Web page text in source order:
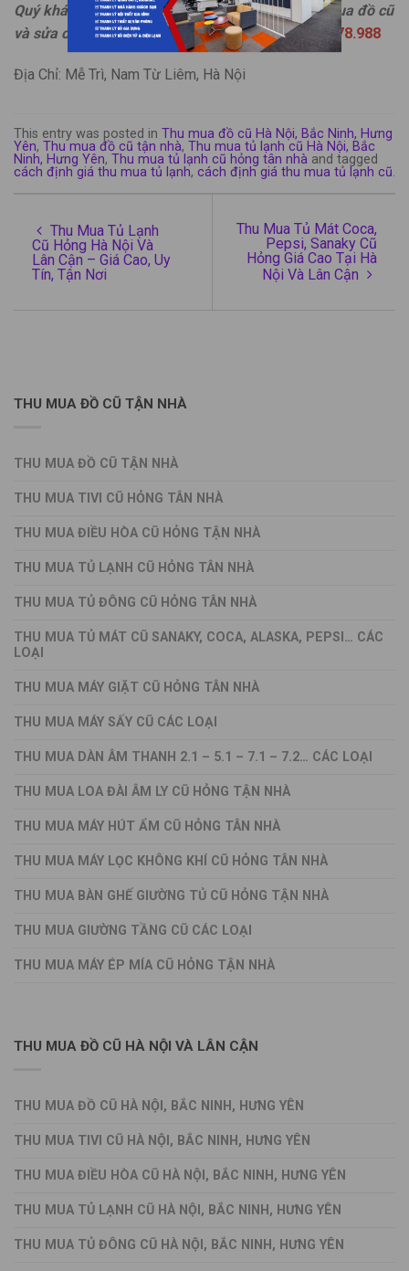
Quý khách vui lòng liên hệ để được báo giá thu mua đồ cũ
và sửa chữa bảo dưỡng tháo lắp trực tiếp: 0917.178.988
Địa Chỉ: Mễ Trì, Nam Từ Liêm, Hà Nội
This entry was posted in Thu mua đồ cũ Hà Nội, Bắc Ninh, Hưng
Yên, Thu mua đồ cũ tận nhà, Thu mua tủ lạnh cũ Hà Nội, Bắc
Ninh, Hưng Yên, Thu mua tủ lạnh cũ hỏng tân nhà and tagged
cách định giá thu mua tủ lạnh, cách định giá thu mua tủ lạnh cũ.
Thu Mua Tủ Lạnh
Cũ Hỏng Hà Nội Và
Lân Cận – Giá Cao, Uy
Tín, Tận Nơi
Thu Mua Tủ Mát Coca,
Pepsi, Sanaky Cũ
Hỏng Giá Cao Tại Hà
Nội Và Lân Cận
THU MUA ĐỒ CŨ TẬN NHÀ
THU MUA ĐỒ CŨ TẬN NHÀ
THU MUA TIVI CŨ HỎNG TÂN NHÀ
THU MUA ĐIỀU HÒA CŨ HỎNG TẬN NHÀ
THU MUA TỦ LẠNH CŨ HỎNG TÂN NHÀ
THU MUA TỦ ĐÔNG CŨ HỎNG TÂN NHÀ
THU MUA TỦ MÁT CŨ SANAKY, COCA, ALASKA, PEPSI… CÁC
LOẠI
THU MUA MÁY GIẶT CŨ HỎNG TÂN NHÀ
THU MUA MÁY SẤY CŨ CÁC LOẠI
THU MUA DÀN ÂM THANH 2.1 – 5.1 – 7.1 – 7.2… CÁC LOẠI
THU MUA LOA ĐÀI ÂM LY CŨ HỎNG TẬN NHÀ
THU MUA MÁY HÚT ẨM CŨ HỎNG TÂN NHÀ
THU MUA MÁY LỌC KHÔNG KHÍ CŨ HỎNG TÂN NHÀ
THU MUA BÀN GHẾ GIƯỜNG TỦ CŨ HỎNG TẬN NHÀ
THU MUA GIƯỜNG TẦNG CŨ CÁC LOẠI
THU MUA MÁY ÉP MÍA CŨ HỎNG TẬN NHÀ
THU MUA ĐỒ CŨ HÀ NỘI VÀ LÂN CẬN
THU MUA ĐỒ CŨ HÀ NỘI, BẮC NINH, HƯNG YÊN
THU MUA TIVI CŨ HÀ NỘI, BẮC NINH, HƯNG YÊN
THU MUA ĐIỀU HÒA CŨ HÀ NỘI, BẮC NINH, HƯNG YÊN
THU MUA TỦ LẠNH CŨ HÀ NỘI, BẮC NINH, HƯNG YÊN
THU MUA TỦ ĐÔNG CŨ HÀ NỘI, BẮC NINH, HƯNG YÊN